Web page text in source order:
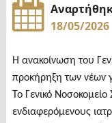
18/05/2026
Η ανακοίνωση του
προκήρηξη των νέων
Το Γενικό
ενδιαφερόμενους